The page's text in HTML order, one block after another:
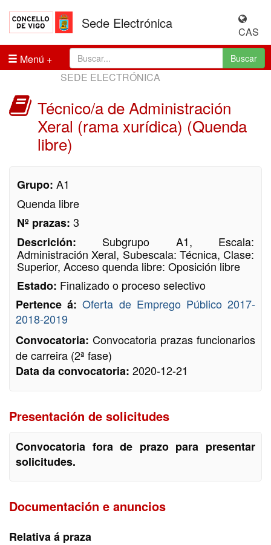
Sede Electrónica
CAS
Menú
Buscar
SEDE ELECTRÓNICA
Técnico/a de Administración
Xeral (rama xurídica) (Quenda
libre)
Grupo: A1
Quenda libre
Nº prazas: 3
Descrición: Subgrupo A1, Escala:
Administración Xeral, Subescala: Técnica, Clase:
Superior, Acceso quenda libre: Oposición libre
Estado: Finalizado o proceso selectivo
Pertence á:Oferta de Emprego Público 2017-
2018-2019
Convocatoria: Convocatoria prazas funcionarios
de carreira (2ª fase)
Data da convocatoria: 2020-12-21
Presentación de solicitudes
Convocatoria fora de prazo para presentar
solicitudes.
Documentación e anuncios
Relativa á praza